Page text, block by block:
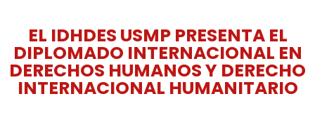
EL IDHDES USMP PRESENTA EL
DIPLOMADO INTERNACIONAL EN
DERECHOS HUMANOS Y DERECHO
INTERNACIONAL HUMANITARIO